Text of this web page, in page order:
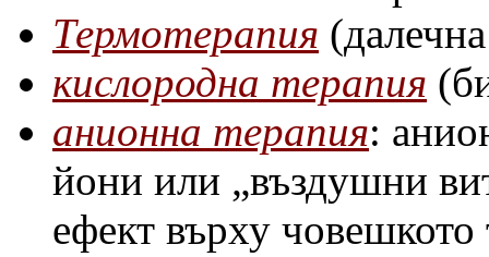
Термотерапия
кислородна терапия
анионна терапия:
йони или „въздушни
ефект върху